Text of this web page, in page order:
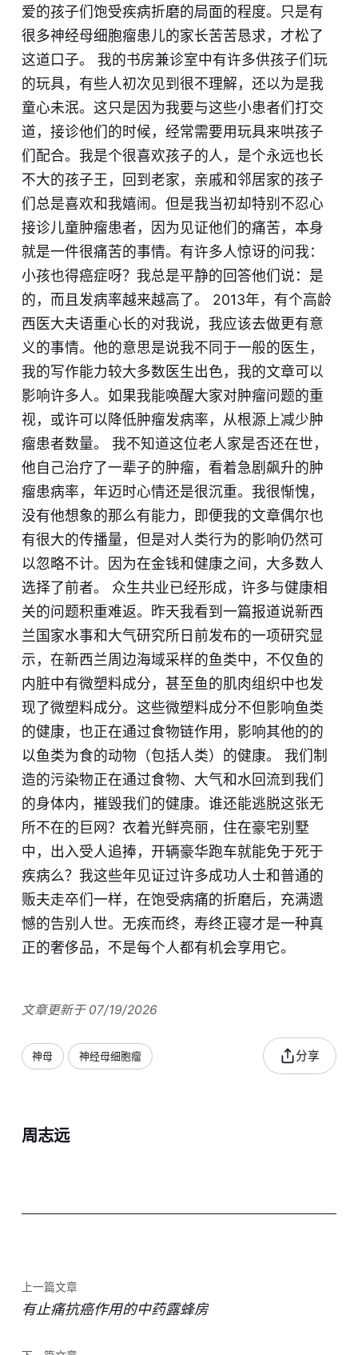
爱的孩子们饱受疾病折磨的局面的程度。只是有
很多神经母细胞瘤患儿的家长苦苦恳求，才松了
这道口子。 我的书房兼诊室中有许多供孩子们玩
的玩具，有些人初次见到很不理解，还以为是我
童心未泯。这只是因为我要与这些小患者们打交
道，接诊他们的时候，经常需要用玩具来哄孩子
们配合。我是个很喜欢孩子的人，是个永远也长
不大的孩子王，回到老家，亲戚和邻居家的孩子
们总是喜欢和我嬉闹。但是我当初却特别不忍心
接诊儿童肿瘤患者，因为见证他们的痛苦，本身
就是一件很痛苦的事情。有许多人惊讶的问我：
小孩也得癌症呀？我总是平静的回答他们说：是
的，而且发病率越来越高了。 2013年，有个高龄
西医大夫语重心长的对我说，我应该去做更有意
义的事情。他的意思是说我不同于一般的医生，
我的写作能力较大多数医生出色，我的文章可以
影响许多人。如果我能唤醒大家对肿瘤问题的重
视，或许可以降低肿瘤发病率，从根源上减少肿
瘤患者数量。 我不知道这位老人家是否还在世，
他自己治疗了一辈子的肿瘤，看着急剧飙升的肿
瘤患病率，年迈时心情还是很沉重。我很惭愧，
没有他想象的那么有能力，即便我的文章偶尔也
有很大的传播量，但是对人类行为的影响仍然可
以忽略不计。因为在金钱和健康之间，大多数人
选择了前者。 众生共业已经形成，许多与健康相
关的问题积重难返。昨天我看到一篇报道说新西
兰国家水事和大气研究所日前发布的一项研究显
示，在新西兰周边海域采样的鱼类中，不仅鱼的
内脏中有微塑料成分，甚至鱼的肌肉组织中也发
现了微塑料成分。这些微塑料成分不但影响鱼类
的健康，也正在通过食物链作用，影响其他的的
以鱼类为食的动物（包括人类）的健康。 我们制
造的污染物正在通过食物、大气和水回流到我们
的身体内，摧毁我们的健康。谁还能逃脱这张无
所不在的巨网？衣着光鲜亮丽，住在豪宅别墅
中，出入受人追捧，开辆豪华跑车就能免于死于
疾病么？我这些年见证过许多成功人士和普通的
贩夫走卒们一样，在饱受病痛的折磨后，充满遗
憾的告别人世。无疾而终，寿终正寝才是一种真
正的奢侈品，不是每个人都有机会享用它。
文章更新于 07/19/2026
神母 神经母细胞瘤 分享
周志远
上一篇文章
有止痛抗癌作用的中药露蜂房